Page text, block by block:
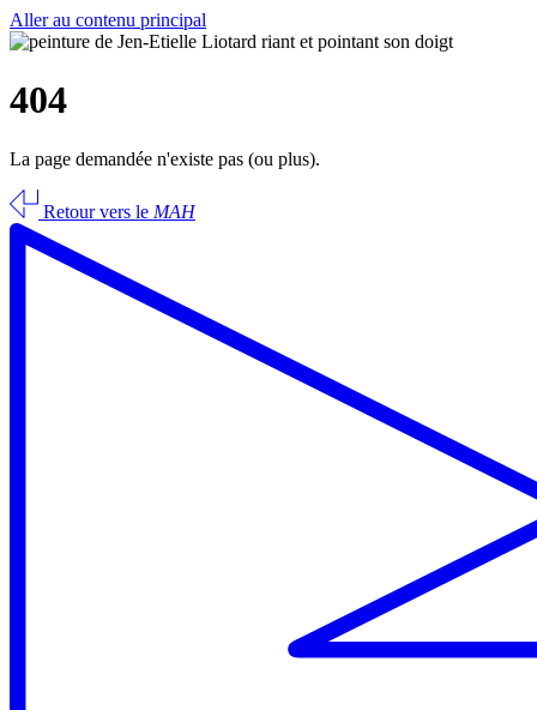
Aller au contenu principal
404
La page demandée n'existe pas (ou plus).
Retour vers le MAH